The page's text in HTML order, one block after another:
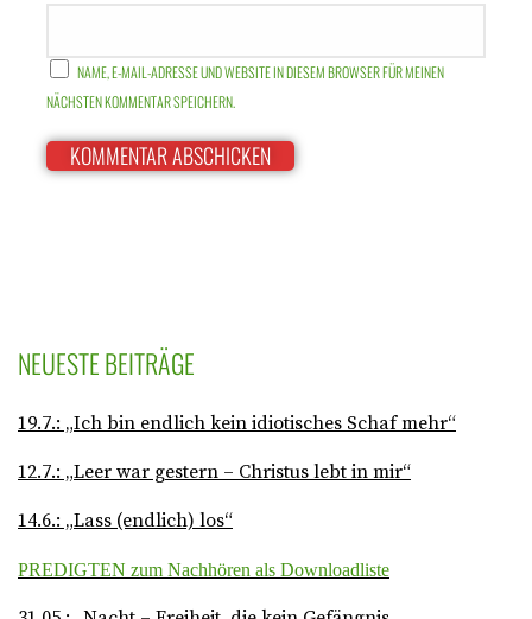
NAME, E-MAIL-ADRESSE UND WEBSITE IN DIESEM BROWSER FÜR MEINEN
NÄCHSTEN KOMMENTAR SPEICHERN.
NEUESTE BEITRÄGE
19.7.: „Ich bin endlich kein idiotisches Schaf mehr“
12.7.: „Leer war gestern – Christus lebt in mir“
14.6.: „Lass (endlich) los“
PREDIGTEN zum Nachhören als Downloadliste